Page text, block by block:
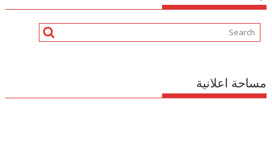
مساحة اعلانية